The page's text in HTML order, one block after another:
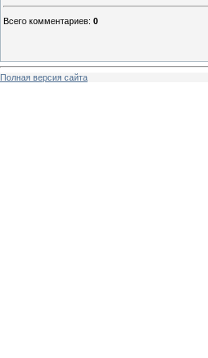
Всего комментариев: 0
Полная версия сайта